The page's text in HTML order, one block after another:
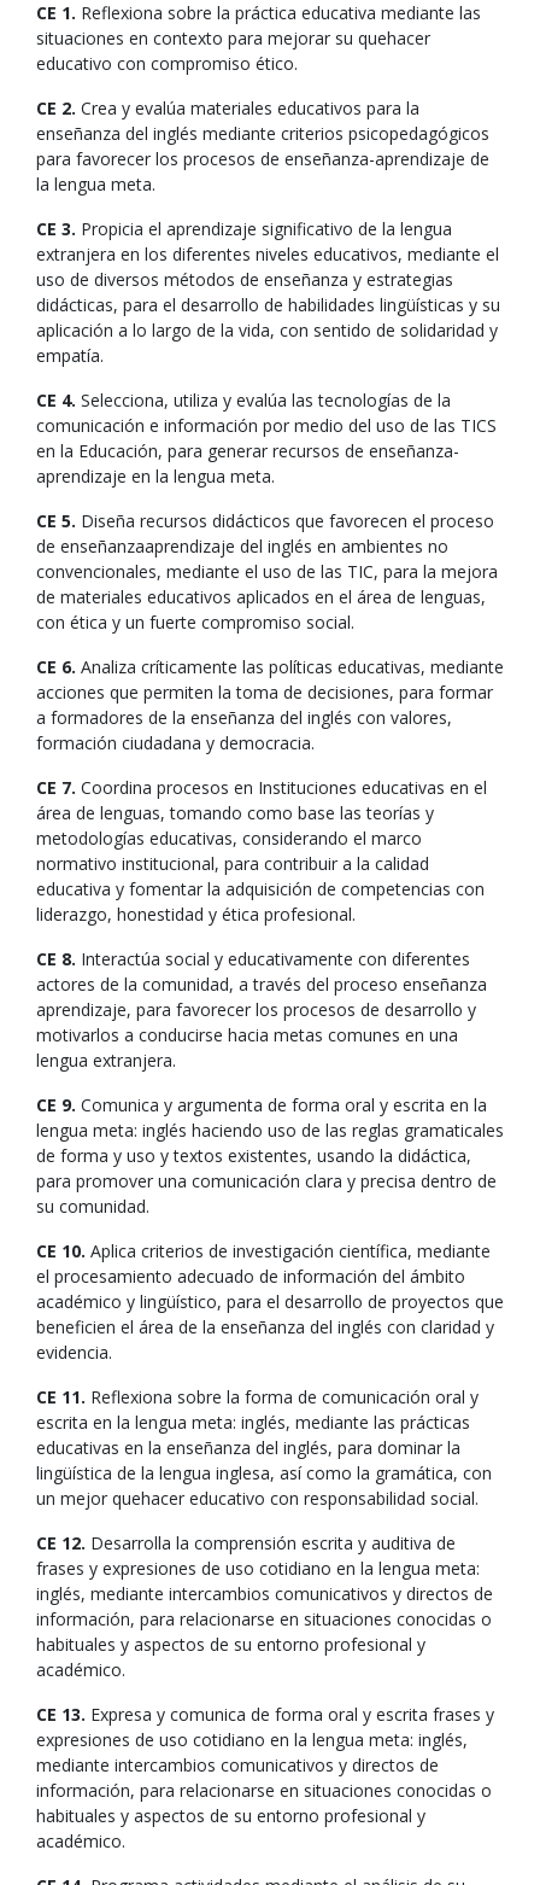
CE 1. Reflexiona sobre la práctica educativa mediante las
situaciones en contexto para mejorar su quehacer
educativo con compromiso ético.
CE 2. Crea y evalúa materiales educativos para la
enseñanza del inglés mediante criterios psicopedagógicos
para favorecer los procesos de enseñanza-aprendizaje de
la lengua meta.
CE 3. Propicia el aprendizaje significativo de la lengua
extranjera en los diferentes niveles educativos, mediante el
uso de diversos métodos de enseñanza y estrategias
didácticas, para el desarrollo de habilidades lingüísticas y su
aplicación a lo largo de la vida, con sentido de solidaridad y
empatía.
CE 4. Selecciona, utiliza y evalúa las tecnologías de la
comunicación e información por medio del uso de las TICS
en la Educación, para generar recursos de enseñanza-
aprendizaje en la lengua meta.
CE 5. Diseña recursos didácticos que favorecen el proceso
de enseñanzaaprendizaje del inglés en ambientes no
convencionales, mediante el uso de las TIC, para la mejora
de materiales educativos aplicados en el área de lenguas,
con ética y un fuerte compromiso social.
CE 6. Analiza críticamente las políticas educativas, mediante
acciones que permiten la toma de decisiones, para formar
a formadores de la enseñanza del inglés con valores,
formación ciudadana y democracia.
CE 7. Coordina procesos en Instituciones educativas en el
área de lenguas, tomando como base las teorías y
metodologías educativas, considerando el marco
normativo institucional, para contribuir a la calidad
educativa y fomentar la adquisición de competencias con
liderazgo, honestidad y ética profesional.
CE 8. Interactúa social y educativamente con diferentes
actores de la comunidad, a través del proceso enseñanza
aprendizaje, para favorecer los procesos de desarrollo y
motivarlos a conducirse hacia metas comunes en una
lengua extranjera.
CE 9. Comunica y argumenta de forma oral y escrita en la
lengua meta: inglés haciendo uso de las reglas gramaticales
de forma y uso y textos existentes, usando la didáctica,
para promover una comunicación clara y precisa dentro de
su comunidad.
CE 10. Aplica criterios de investigación científica, mediante
el procesamiento adecuado de información del ámbito
académico y lingüístico, para el desarrollo de proyectos que
beneficien el área de la enseñanza del inglés con claridad y
evidencia.
CE 11. Reflexiona sobre la forma de comunicación oral y
escrita en la lengua meta: inglés, mediante las prácticas
educativas en la enseñanza del inglés, para dominar la
lingüística de la lengua inglesa, así como la gramática, con
un mejor quehacer educativo con responsabilidad social.
CE 12. Desarrolla la comprensión escrita y auditiva de
frases y expresiones de uso cotidiano en la lengua meta:
inglés, mediante intercambios comunicativos y directos de
información, para relacionarse en situaciones conocidas o
habituales y aspectos de su entorno profesional y
académico.
CE 13. Expresa y comunica de forma oral y escrita frases y
expresiones de uso cotidiano en la lengua meta: inglés,
mediante intercambios comunicativos y directos de
información, para relacionarse en situaciones conocidas o
habituales y aspectos de su entorno profesional y
académico.